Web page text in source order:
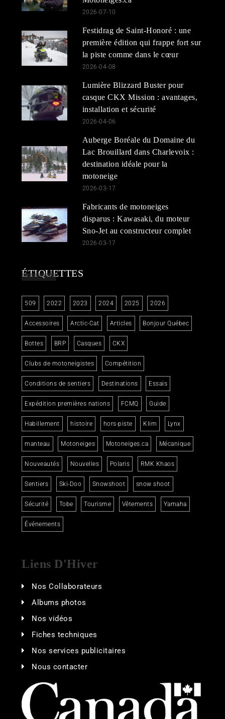
2026-07-10
Festidrag de Saint-Honoré : une
première édition qui frappe fort sur
la piste comme dans le cœur
2026-04-08
Lumière Blizzard Buster pour
casque CKX Mission : avantages,
installation et sécurité
2026-04-06
Auberge Boréale du Domaine du
Lac Brouillard dans Charlevoix :
destination idéale pour la
motoneige
2026-03-17
Fabricants de motoneiges
disparus : Kawasaki, du moteur
Sno-Jet au constructeur complet
2026-03-17
ÉTIQUETTES
509 2022 2023 2024 2025 2026
Accessoires Arctic-Cat Articles Bonjour Québec
Bottes BRP Casques CKX
Clubs de motoneigistes Compétition
Conditions de sentiers Destinations Essais
Expédition premières nations FCMQ Guide
Habillement histoire hors-piste Klim Lynx
manteau Motoneiges Motoneiges.ca Mécanique
Nouveautés Nouvelles Polaris RMK Khaos
Sentiers Ski-Doo Snowshoot snow shoot
Sécurité Tobe Tourisme Vêtements Yamaha
Événements
Liens D'Hiver
Nos Collaborateurs
Albums photos
Nos vidéos
Fiches techniques
Nos services publicitaires
Nous contacter